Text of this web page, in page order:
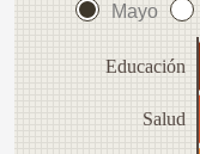
Mayo
Educación
Salud